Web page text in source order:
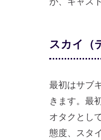
スカイ（
最初はサブ
きます。最
オタクとし
態度、スタ